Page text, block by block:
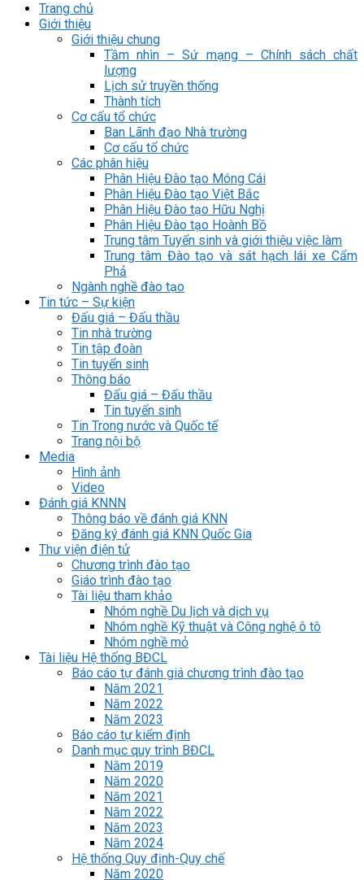
Trang chủ
Giới thiệu
Giới thiệu chung
Tầm nhìn – Sứ mạng – Chính sách chất
lượng
Lịch sử truyền thống
Thành tích
Cơ cấu tổ chức
Ban Lãnh đạo Nhà trường
Cơ cấu tổ chức
Các phân hiệu
Phân Hiệu Đào tạo Móng Cái
Phân Hiệu Đào tạo Việt Bắc
Phân Hiệu Đào tạo Hữu Nghị
Phân Hiệu Đào tạo Hoành Bồ
Trung tâm Tuyển sinh và giới thiệu việc làm
Trung tâm Đào tạo và sát hạch lái xe Cẩm
Phả
Ngành nghề đào tạo
Tin tức – Sự kiện
Đấu giá – Đấu thầu
Tin nhà trường
Tin tập đoàn
Tin tuyển sinh
Thông báo
Đấu giá – Đấu thầu
Tin tuyển sinh
Tin Trong nước và Quốc tế
Trang nội bộ
Media
Hình ảnh
Video
Đánh giá KNNN
Thông báo về đánh giá KNN
Đăng ký đánh giá KNN Quốc Gia
Thư viện điện tử
Chương trình đào tạo
Giáo trình đào tạo
Tài liệu tham khảo
Nhóm nghề Du lịch và dịch vụ
Nhóm nghề Kỹ thuật và Công nghệ ô tô
Nhóm nghề mỏ
Tài liệu Hệ thống BĐCL
Báo cáo tự đánh giá chương trình đào tạo
Năm 2021
Năm 2022
Năm 2023
Báo cáo tự kiểm định
Danh mục quy trình BĐCL
Năm 2019
Năm 2020
Năm 2021
Năm 2022
Năm 2023
Năm 2024
Hệ thống Quy định-Quy chế
Năm 2020